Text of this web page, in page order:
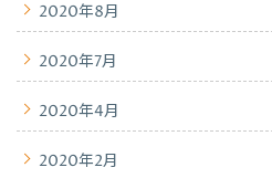
2020年8月
2020年7月
2020年4月
2020年2月